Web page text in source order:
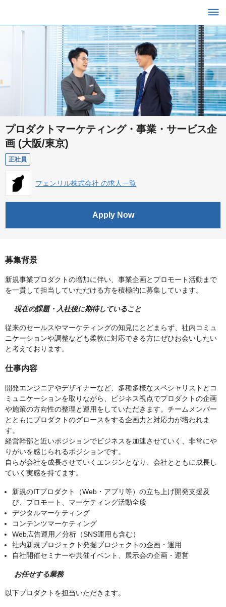
プロダクトマーケティング・事業・サービス企
画 (大阪/東京)
正社員
フェンリル株式会社 の求人一覧
Apply Now
募集背景
新規事業プロダクトの増加に伴い、事業企画とプロモート活動まで
を一貫して担当していただける方を積極的に募集しています。
現在の課題・入社後に期待していること
従来のセールスやマーケティングの知見にとどまらず、社内コミュ
ニケーションや調整なども柔軟に対応できる方にぜひお会いしたい
と考えております。
仕事内容
開発エンジニアやデザイナーなど、多種多様なスペシャリストとコ
ミュニケーションを取りながら、ビジネス視点でプロダクトの企画
や施策の方向性の整理と運用をしていただきます。チームメンバー
とともにプロダクトのグロースをする企画力と対応力が培われま
す。
経営幹部と近いポジションでビジネスを加速させていく、非常にや
りがいを感じられるポジションです。
自らが会社を成長させていくエンジンとなり、会社とともに成長し
ていく実感を持てます。
新規のITプロダクト（Web・アプリ等）の立ち上げ開発支援及
び、プロモート、マーケティング活動全般
デジタルマーケティング
コンテンツマーケティング
Web広告運用／分析（SNS運用も含む）
社内新規プロジェクト発掘プロジェクトの企画・運用
自社開催セミナーや共催イベント、展示会の企画・運営
お任せする業務
以下プロダクトを担当いただきます。